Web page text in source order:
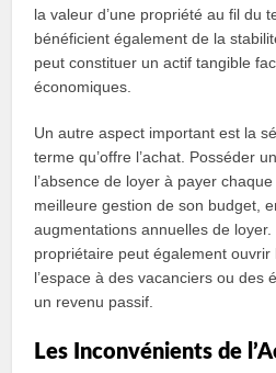
la valeur d’une propriété au fil du
bénéficient également de la
peut constituer un actif tangible
économiques.
Un autre aspect important est la
terme qu’offre l’achat. Posséder
l’absence de loyer à payer
meilleure gestion de son budget,
augmentations annuelles de
propriétaire peut également
l’espace à des vacanciers ou des
un revenu passif.
Les Inconvénients de